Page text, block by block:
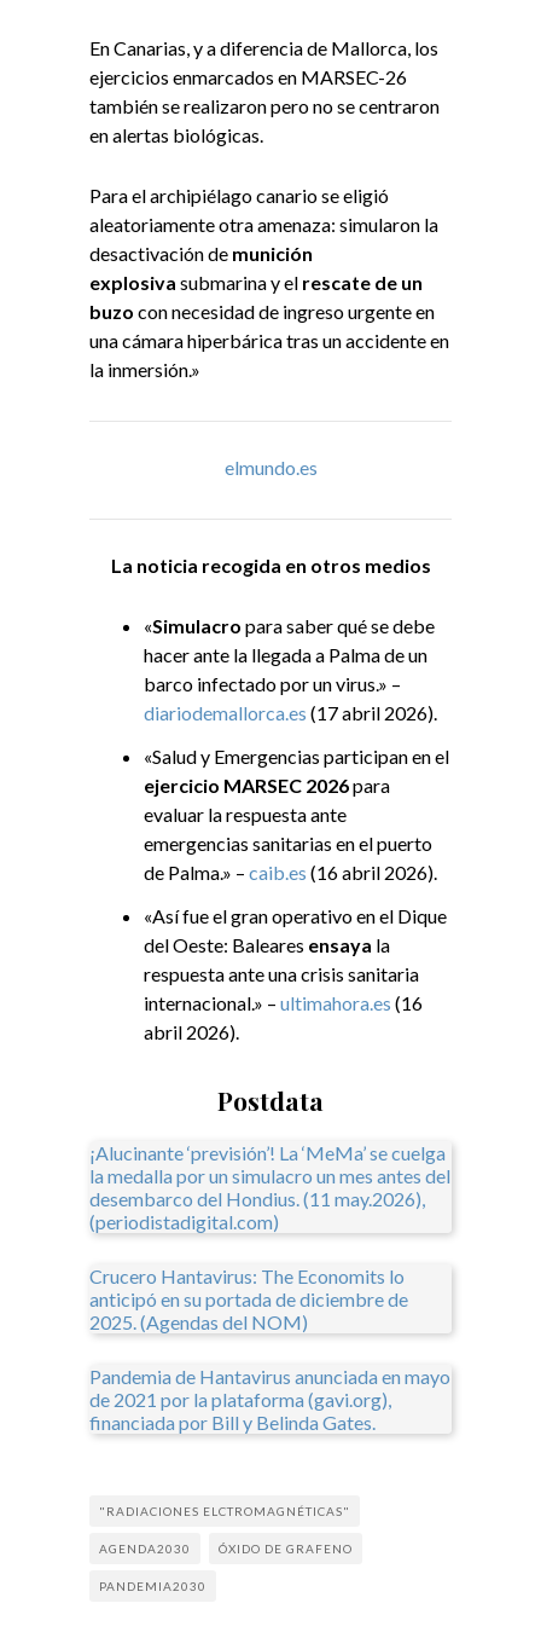
En Canarias, y a diferencia de Mallorca, los
ejercicios enmarcados en MARSEC-26
también se realizaron pero no se centraron
en alertas biológicas.
Para el archipiélago canario se eligió
aleatoriamente otra amenaza: simularon la
desactivación de munición
explosiva submarina y el rescate de un
buzo con necesidad de ingreso urgente en
una cámara hiperbárica tras un accidente en
la inmersión.»
elmundo.es
La noticia recogida en otros medios
«Simulacro para saber qué se debe
hacer ante la llegada a Palma de un
barco infectado por un virus.» –
diariodemallorca.es (17 abril 2026).
«Salud y Emergencias participan en el
ejercicio MARSEC 2026para
evaluar la respuesta ante
emergencias sanitarias en el puerto
de Palma.» – caib.es (16 abril 2026).
«Así fue el gran operativo en el Dique
del Oeste: Baleares ensaya la
respuesta ante una crisis sanitaria
internacional.» – ultimahora.es (16
abril 2026).
Postdata
¡Alucinante ‘previsión’! La ‘MeMa’ se cuelga
la medalla por un simulacro un mes antes del
desembarco del Hondius. (11 may.2026),
(periodistadigital.com)
Crucero Hantavirus: The Economits lo
anticipó en su portada de diciembre de
2025. (Agendas del NOM)
Pandemia de Hantavirus anunciada en mayo
de 2021 por la plataforma (gavi.org),
financiada por Bill y Belinda Gates.
"RADIACIONES ELCTROMAGNÉTICAS"
AGENDA2030 ÓXIDO DE GRAFENO
PANDEMIA2030